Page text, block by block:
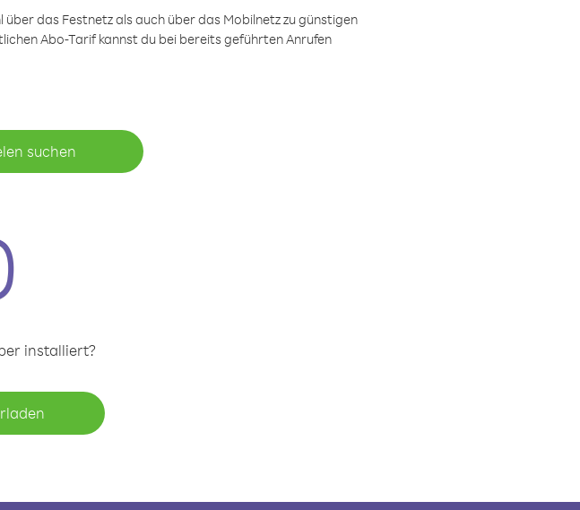
das Festnetz als auch über das Mobilnetz zu günstigen
Abo-Tarif kannst du bei bereits geführten Anrufen
suchen
installiert?